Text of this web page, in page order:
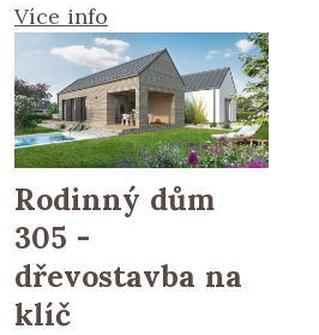
Více info
Rodinný dům
305 -
dřevostavba na
klíč